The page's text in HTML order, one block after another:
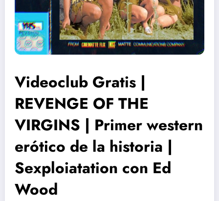
Videoclub Gratis |
REVENGE OF THE
VIRGINS | Primer western
erótico de la historia |
Sexploiatation con Ed
Wood